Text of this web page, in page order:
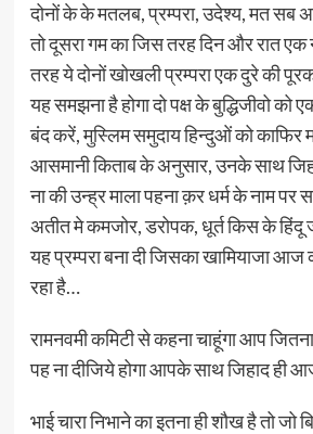
दोनों के के मतलब, प्रम्परा, उदेश्य, मत सब
तो दूसरा गम का जिस तरह दिन और रात एक
तरह ये दोनों खोखली प्रम्परा एक दुरे की
यह समझना है होगा दो पक्ष के बुद्धिजीवो को
बंद करें, मुस्लिम समुदाय हिन्दुओं को काफिर
आसमानी किताब के अनुसार, उनके साथ
ना की उन्ह्र माला पहना क़र धर्म के नाम पर
अतीत मे कमजोर, डरोपक, धूर्त किस के
यह प्रम्परा बना दी जिसका खामियाजा आज
रहा है…
रामनवमी कमिटी से कहना चाहूंगा आप
पह ना दीजिये होगा आपके साथ जिहाद ही
भाई चारा निभाने का इतना ही शौख है तो